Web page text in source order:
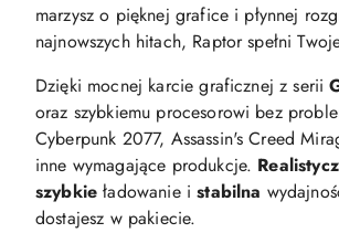
marzysz o pięknej grafice i płynnej
najnowszych hitach, Raptor spełni
Dzięki mocnej karcie graficznej z serii
oraz szybkiemu procesorowi bez
Cyberpunk 2077, Assassin's Creed
inne wymagające produkcje.
szybkie ładowanie istabilna
dostajesz w pakiecie.